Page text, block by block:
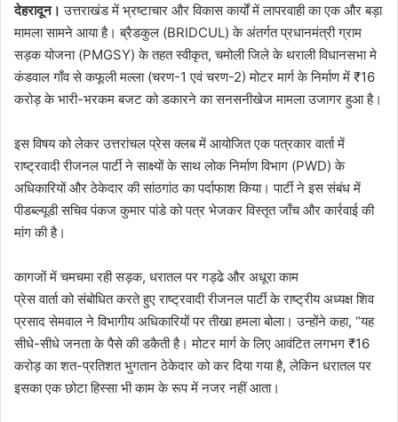
देहरादून। उत्तराखंड में भ्रष्टाचार और विकास कार्यों में लापरवाही का एक और बड़ा
मामला सामने आया है। ब्रैडकुल (BRIDCUL) के अंतर्गत प्रधानमंत्री ग्राम
सड़क योजना (PMGSY) के तहत स्वीकृत, चमोली जिले के थराली विधानसभा मे
कंडवाल गाँव से कफूली मल्ला (चरण-1 एवं चरण-2) मोटर मार्ग के निर्माण में ₹16
करोड़ के भारी-भरकम बजट को डकारने का सनसनीखेज मामला उजागर हुआ है।
इस विषय को लेकर उत्तरांचल प्रेस क्लब में आयोजित एक पत्रकार वार्ता में
राष्ट्रवादी रीजनल पार्टी ने साक्ष्यों के साथ लोक निर्माण विभाग (PWD) के
अधिकारियों और ठेकेदार की सांठगांठ का पर्दाफाश किया। पार्टी ने इस संबंध में
पीडब्ल्यूडी सचिव पंकज कुमार पांडे को पत्र भेजकर विस्तृत जाँच और कार्रवाई की
मांग की है।
​कागजों में चमचमा रही सड़क, धरातल पर गड्ढे और अधूरा काम
​प्रेस वार्ता को संबोधित करते हुए राष्ट्रवादी रीजनल पार्टी के राष्ट्रीय अध्यक्ष शिव
प्रसाद सेमवाल ने विभागीय अधिकारियों पर तीखा हमला बोला। उन्होंने कहा, “यह
सीधे-सीधे जनता के पैसे की डकैती है। मोटर मार्ग के लिए आवंटित लगभग ₹16
करोड़ का शत-प्रतिशत भुगतान ठेकेदार को कर दिया गया है, लेकिन धरातल पर
इसका एक छोटा हिस्सा भी काम के रूप में नजर नहीं आता।